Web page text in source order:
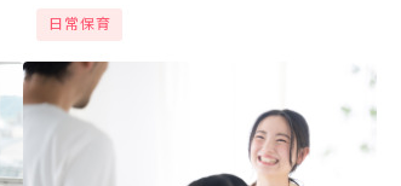
ょう。今回は...
日常保育